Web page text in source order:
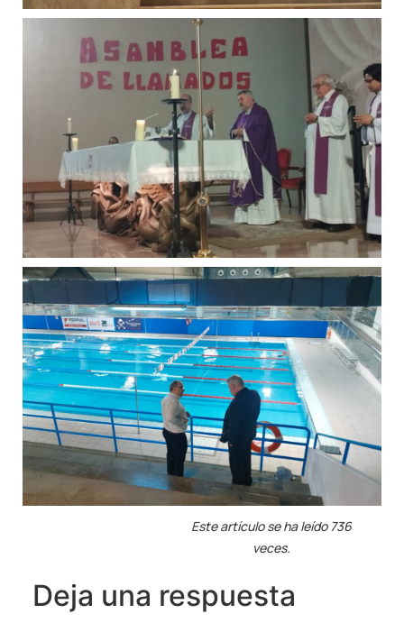
Este artículo se ha leído 736
veces.
Deja una respuesta